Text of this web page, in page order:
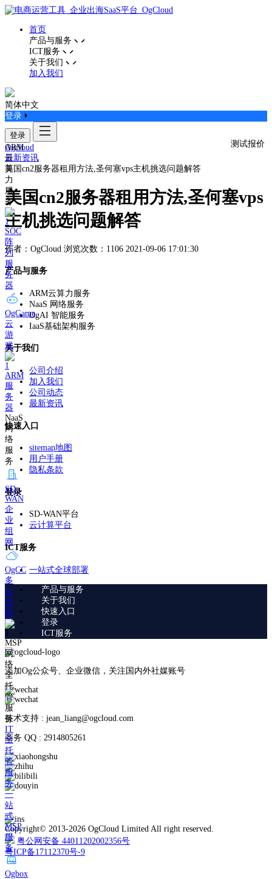
测试报价
首页
产品与服务
ICT服务
关于我们
加入我们
简体中文
登录
登录
ARM
云
算
力
服
务
SOC
阵
列
服
务
器
OgGame
云
游
戏
ARM
服
务
器
NaaS
网
络
服
务
SD-
WAN
企
业
组
网
OgCC
多
云
互
联
MSP
网
络
全
托
管
服
务
IT
全
托
管
服
务
一
站
式
MSP
服
务
Ogbox
Ogcloud
最新资讯
美国cn2服务器租用方法,圣何塞vps主机挑选问题解答
美国cn2服务器租用方法,圣何塞vps
主机挑选问题解答
作者：OgCloud 浏览次数：1106 2021-09-06 17:01:30
产品与服务
ARM云算力服务
NaaS 网络服务
OgAI 智能服务
IaaS基础架构服务
关于我们
公司介绍
加入我们
公司动态
最新资讯
快速入口
sitemap地图
用户手册
隐私条款
登录
SD-WAN平台
云计算平台
ICT服务
一站式全球部署
产品与服务
关于我们
快速入口
登录
ICT服务
添加Og公众号、企业微信，关注国内外社媒账号
技术支持 : jean_liang@ogcloud.com
商务 QQ : 2914805261
Copyright© 2013-2026 OgCloud Limited All right reserved.
粤公网安备 44011202002356号
粤ICP备17112370号-9